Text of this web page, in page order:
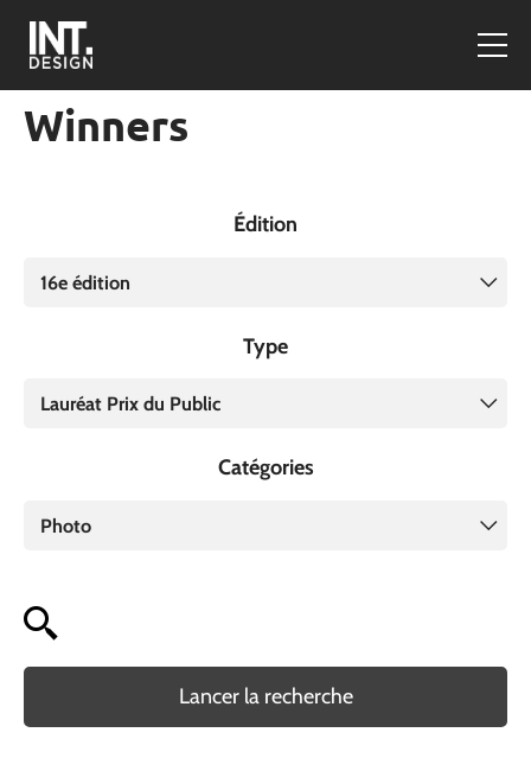
Winners
Édition
16e édition
Type
Lauréat Prix du Public
Catégories
Photo
Lancer la recherche